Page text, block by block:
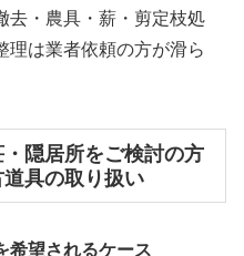
去・農具・薪・剪定枝処
理は業者依頼の方が滑ら
・隠居所をご検討の方
具の取り扱い
希望されるケース